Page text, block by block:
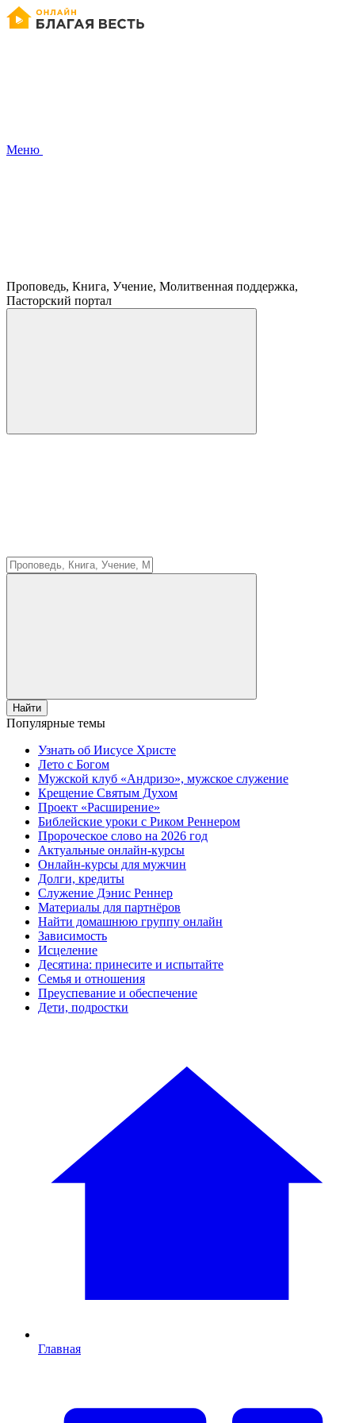
Меню
Проповедь, Книга, Учение, Молитвенная поддержка,
Пасторский портал
Найти
Популярные темы
Узнать об Иисусе Христе
Лето с Богом
Мужской клуб «Андризо», мужское служение
Крещение Святым Духом
Проект «Расширение»
Библейские уроки с Риком Реннером
Пророческое слово на 2026 год
Актуальные онлайн-курсы
Онлайн-курсы для мужчин
Долги, кредиты
Служение Дэнис Реннер
Материалы для партнёров
Найти домашнюю группу онлайн
Зависимость
Исцеление
Десятина: принесите и испытайте
Семья и отношения
Преуспевание и обеспечение
Дети, подростки
Главная